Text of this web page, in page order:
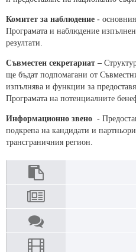
Комитет за наблюдение -
Програмата и наблюдение
резултати.
Съвместен секретариат –
ще бъдат подпомагани от
изпълнява и функции за
Програмата на потенциалните
Информационно звено -
подкрепа на кандидати и
трансграничния регион.